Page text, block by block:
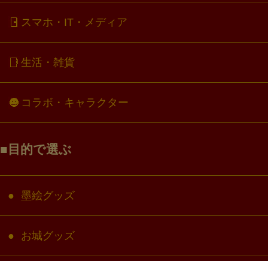
スマホ・IT・メディア
生活・雑貨
コラボ・キャラクター
目的で選ぶ
墨絵グッズ
お城グッズ